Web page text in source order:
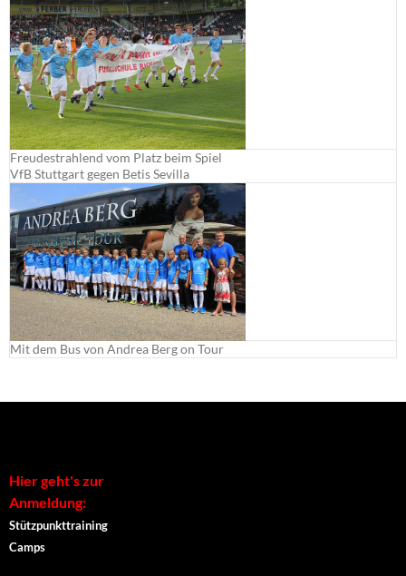
Freudestrahlend vom Platz beim Spiel
VfB Stuttgart gegen Betis Sevilla
Mit dem Bus von Andrea Berg on Tour
Hier geht's zur
Anmeldung:
Stützpunkttraining
Camps